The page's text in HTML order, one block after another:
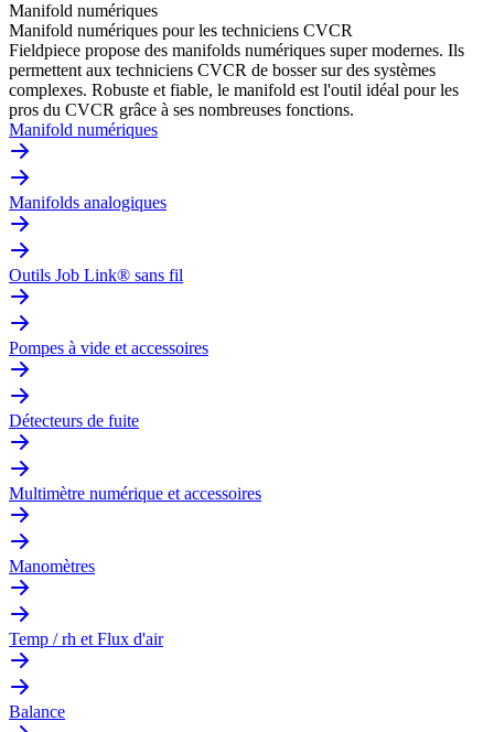
Manifold numériques
Manifold numériques pour les techniciens CVCR
Fieldpiece propose des manifolds numériques super modernes. Ils
permettent aux techniciens CVCR de bosser sur des systèmes
complexes. Robuste et fiable, le manifold est l'outil idéal pour les
pros du CVCR grâce à ses nombreuses fonctions.
Manifold numériques
Manifolds analogiques
Outils Job Link® sans fil
Pompes à vide et accessoires
Détecteurs de fuite
Multimètre numérique et accessoires
Manomètres
Temp / rh et Flux d'air
Balance